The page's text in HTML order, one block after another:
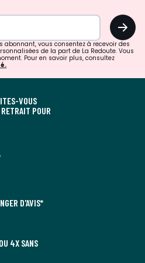
OK
abonnant, vous consentez à recevoir des
de la part de La Redoute. Vous
Pour en savoir plus, consultez
VOUS
POUR
D'AVIS*
4X SANS